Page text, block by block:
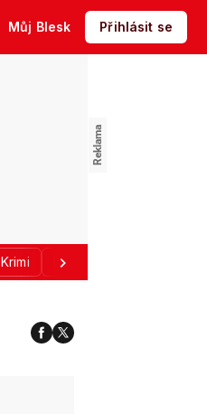
Můj Blesk Přihlásit se
Krimi Donald Trump